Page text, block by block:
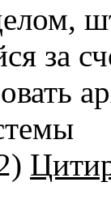
за